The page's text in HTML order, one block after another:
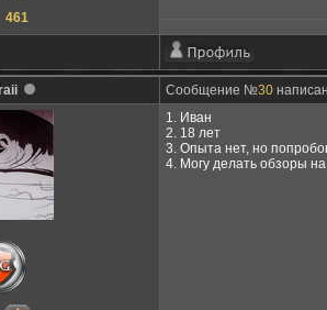
461
Сообщение №30
1. Иван
2. 18 лет
3. Опыта нет, но
4. Могу делать обзоры